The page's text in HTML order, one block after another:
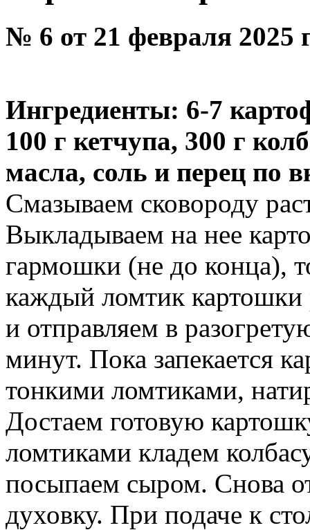
№ 6 от 21 февраля 2025
Ингредиенты: 6-7
100 г кетчупа, 300 г
масла, соль и перец по
Смазываем сковороду
Выкладываем на нее
гармошки (не до конца),
каждый ломтик
и отправляем в
минут. Пока запекается
тонкими ломтиками,
Достаем готовую
ломтиками кладем
посыпаем сыром. Снова
духовку. При подаче к